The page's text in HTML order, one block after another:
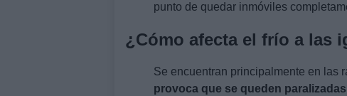
punto de quedar inmóviles
¿Cómo afecta el frío a las
Se encuentran principalmente en las
provoca que se queden paralizadas